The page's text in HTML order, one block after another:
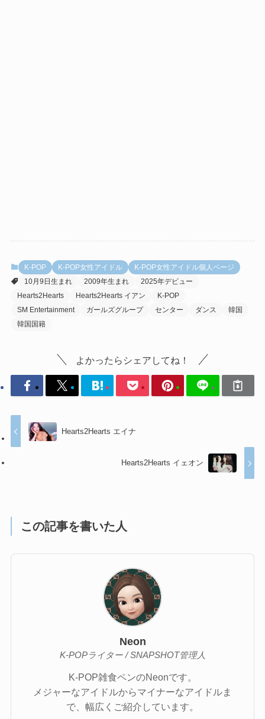
K-POP K-POP女性アイドル
K-POP女性アイドル個人ページ
10月9日生まれ
2009年生まれ
2025年デビュー
Hearts2Hearts
Hearts2Hearts イアン
K-POP
SM Entertainment
ガールズグループ センター ダンス
韓国
韓国国籍
よかったらシェアしてね！
Hearts2Hearts エイナ
Hearts2Hearts イェオン
この記事を書いた人
Neon
K-POPライター / SNAPSHOT管理人
K-POP雑食ペンのNeonです。
メジャーなアイドルからマイナーなアイドルま
で、幅広くご紹介しています。